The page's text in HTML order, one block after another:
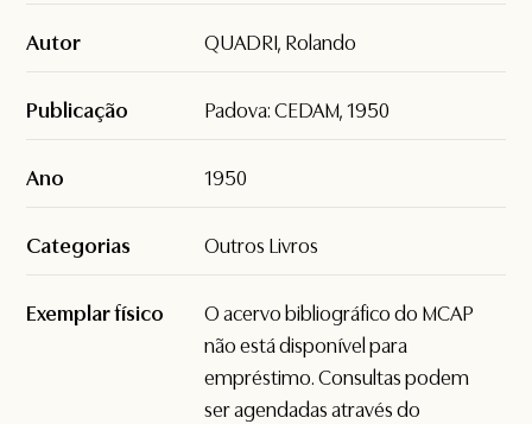
Autor QUADRI, Rolando
Publicação Padova: CEDAM, 1950
Ano 1950
Categorias Outros Livros
Exemplar físico
O acervo bibliográfico do MCAP
não está disponível para
empréstimo. Consultas podem
ser agendadas através do